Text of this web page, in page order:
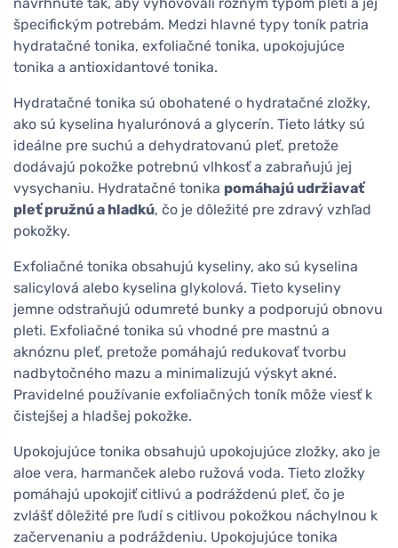
špecifickým potrebám. Medzi hlavné typy toník patria
hydratačné tonika, exfoliačné tonika, upokojujúce
tonika a antioxidantové tonika.
Hydratačné tonika sú obohatené o hydratačné zložky,
ako sú kyselina hyalurónová a glycerín. Tieto látky sú
ideálne pre suchú a dehydratovanú pleť, pretože
dodávajú pokožke potrebnú vlhkosť a zabraňujú jej
vysychaniu. Hydratačné tonika pomáhajú udržiavať
pleť pružnú a hladkú, čo je dôležité pre zdravý vzhľad
pokožky.
Exfoliačné tonika obsahujú kyseliny, ako sú kyselina
salicylová alebo kyselina glykolová. Tieto kyseliny
jemne odstraňujú odumreté bunky a podporujú obnovu
pleti. Exfoliačné tonika sú vhodné pre mastnú a
aknóznu pleť, pretože pomáhajú redukovať tvorbu
nadbytočného mazu a minimalizujú výskyt akné.
Pravidelné používanie exfoliačných toník môže viesť k
čistejšej a hladšej pokožke.
Upokojujúce tonika obsahujú upokojujúce zložky, ako je
aloe vera, harmanček alebo ružová voda. Tieto zložky
pomáhajú upokojiť citlivú a podráždenú pleť, čo je
zvlášť dôležité pre ľudí s citlivou pokožkou náchylnou k
začervenaniu a podráždeniu. Upokojujúce tonika